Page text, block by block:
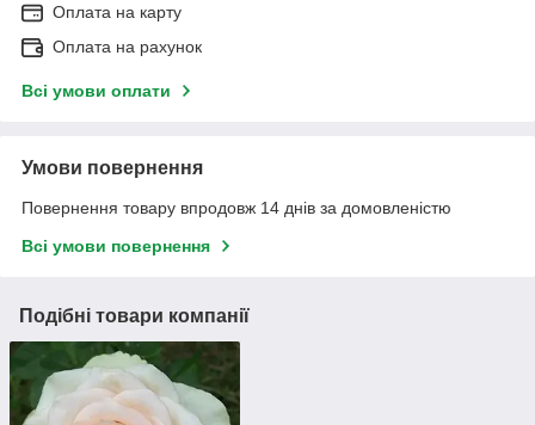
Оплата на карту
Оплата на рахунок
Всі умови оплати
Умови повернення
Повернення товару впродовж 14 днів за домовленістю
Всі умови повернення
Подібні товари компанії